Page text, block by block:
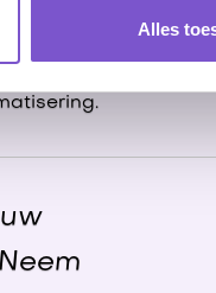
Alles
Black Belt